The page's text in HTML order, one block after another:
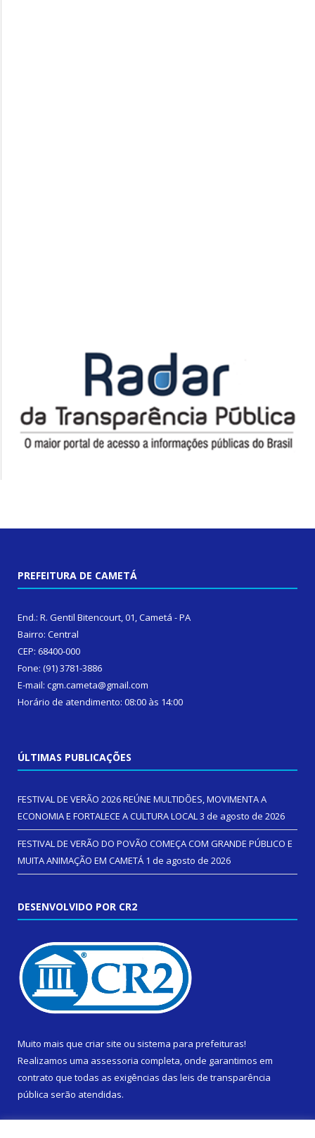
PREFEITURA DE CAMETÁ
End.: R. Gentil Bitencourt, 01, Cametá - PA
Bairro: Central
CEP: 68400-000
Fone: (91) 3781-3886
E-mail: cgm.cameta@gmail.com
Horário de atendimento: 08:00 às 14:00
ÚLTIMAS PUBLICAÇÕES
FESTIVAL DE VERÃO 2026 REÚNE MULTIDÕES, MOVIMENTA A
ECONOMIA E FORTALECE A CULTURA LOCAL3 de agosto de 2026
FESTIVAL DE VERÃO DO POVÃO COMEÇA COM GRANDE PÚBLICO E
MUITA ANIMAÇÃO EM CAMETÁ 1 de agosto de 2026
DESENVOLVIDO POR CR2
Muito mais que criar site ou sistema para prefeituras!
Realizamos uma assessoria completa, onde garantimos em
contrato que todas as exigências das leis de transparência
pública serão atendidas.